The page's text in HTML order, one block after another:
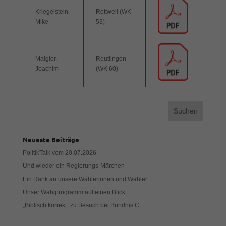
Kriegelstein,
Mike
Rottweil (WK
53)
Maigler,
Joachim
Reutlingen
(WK 60)
Neueste Beiträge
PolitikTalk vom 20.07.2026
Und wieder ein Regierungs-Märchen
Ein Dank an unsere Wählerinnen und Wähler
Unser Wahlprogramm auf einen Blick
„Biblisch korrekt“ zu Besuch bei Bündnis C
Cookies auswählen.
Datenschutzeinstellungen
Essenziell (1)
Inhalte von Videoplattformen und Social-Media-Plattformen werden
standardmäßig blockiert. Wenn Cookies von externen Medien akzeptiert
werden, bedarf der Zugriff auf diese Inhalte keiner manuellen Einwilligung